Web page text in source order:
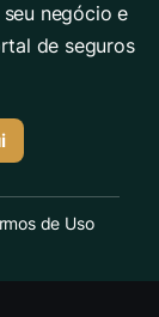
negócio e
de seguros
de Uso